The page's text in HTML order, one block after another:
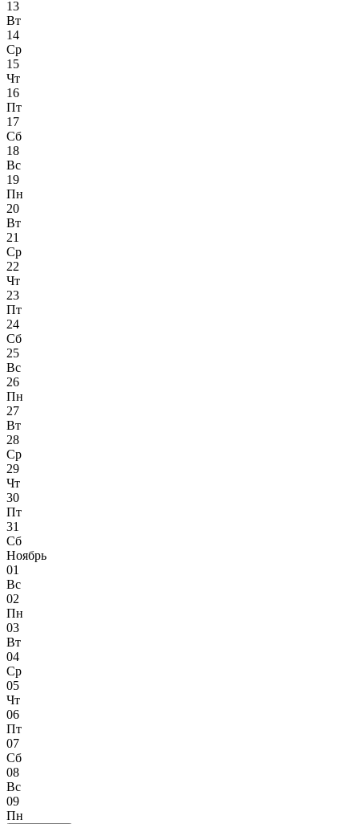
13
Вт
14
Ср
15
Чт
16
Пт
17
Сб
18
Вс
19
Пн
20
Вт
21
Ср
22
Чт
23
Пт
24
Сб
25
Вс
26
Пн
27
Вт
28
Ср
29
Чт
30
Пт
31
Сб
Ноябрь
01
Вс
02
Пн
03
Вт
04
Ср
05
Чт
06
Пт
07
Сб
08
Вс
09
Пн